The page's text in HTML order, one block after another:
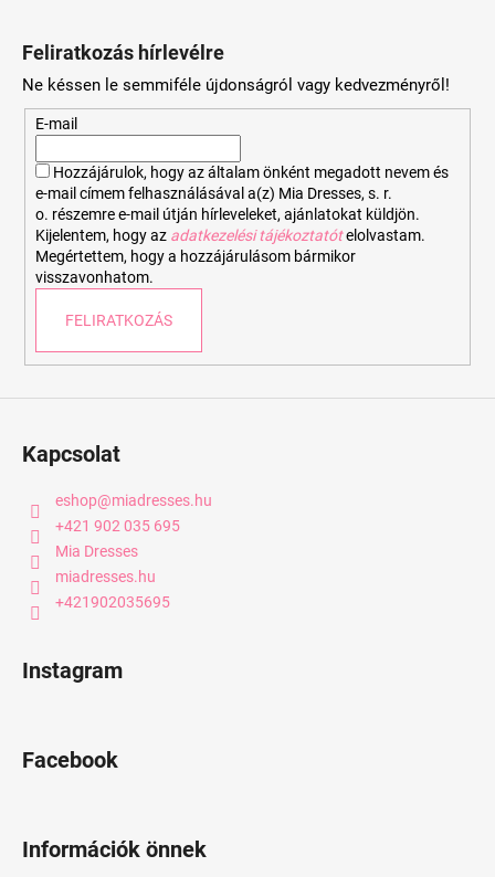
Feliratkozás hírlevélre
Ne késsen le semmiféle újdonságról vagy kedvezményről!
E-mail
Hozzájárulok, hogy az általam önként megadott nevem és
e-mail címem felhasználásával a(z) Mia Dresses, s. r.
o. részemre e-mail útján hírleveleket, ajánlatokat küldjön.
Kijelentem, hogy az adatkezelési tájékoztatót elolvastam.
Megértettem, hogy a hozzájárulásom bármikor
visszavonhatom.
FELIRATKOZÁS
Kapcsolat
eshop@miadresses.hu
+421 902 035 695
Mia Dresses
miadresses.hu
+421902035695
Instagram
Facebook
Információk önnek